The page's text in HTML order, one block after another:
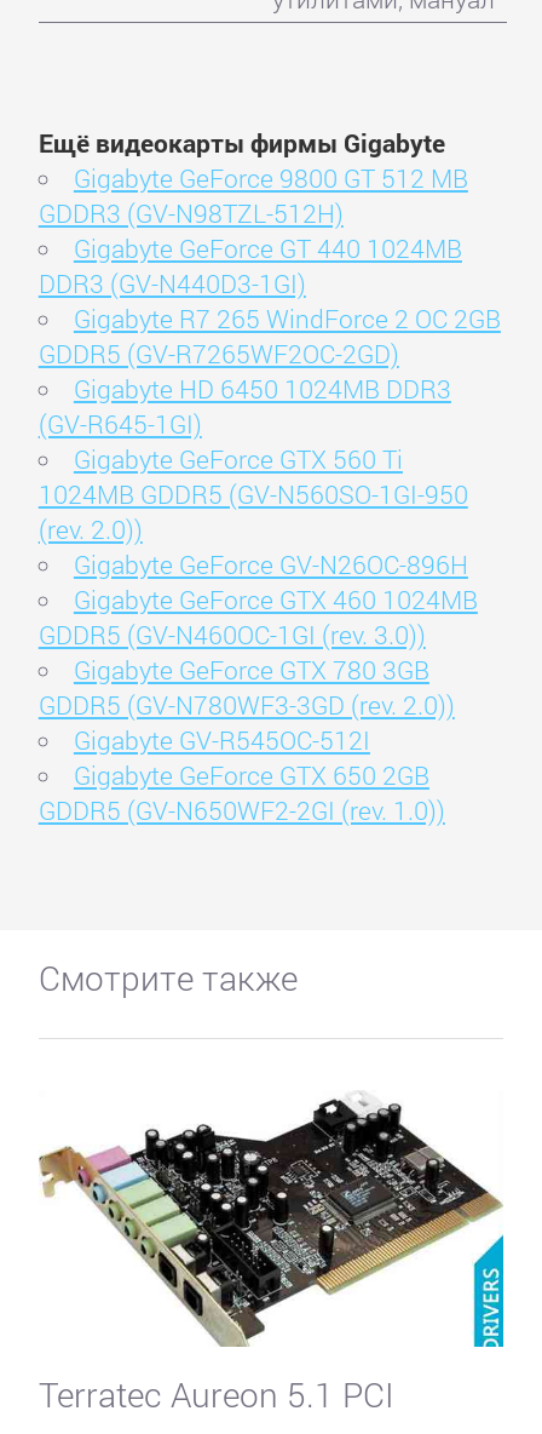
Ещё видеокарты фирмы Gigabyte
Gigabyte GeForce 9800 GT 512 MB
GDDR3 (GV-N98TZL-512H)
Gigabyte GeForce GT 440 1024MB
DDR3 (GV-N440D3-1GI)
Gigabyte R7 265 WindForce 2 OC 2GB
GDDR5 (GV-R7265WF2OC-2GD)
Gigabyte HD 6450 1024MB DDR3
(GV-R645-1GI)
Gigabyte GeForce GTX 560 Ti
1024MB GDDR5 (GV-N560SO-1GI-950
(rev. 2.0))
Gigabyte GeForce GV-N26OC-896H
Gigabyte GeForce GTX 460 1024MB
GDDR5 (GV-N460OC-1GI (rev. 3.0))
Gigabyte GeForce GTX 780 3GB
GDDR5 (GV-N780WF3-3GD (rev. 2.0))
Gigabyte GV-R545OC-512I
Gigabyte GeForce GTX 650 2GB
GDDR5 (GV-N650WF2-2GI (rev. 1.0))
Смотрите также
Terratec Aureon 5.1 PCI